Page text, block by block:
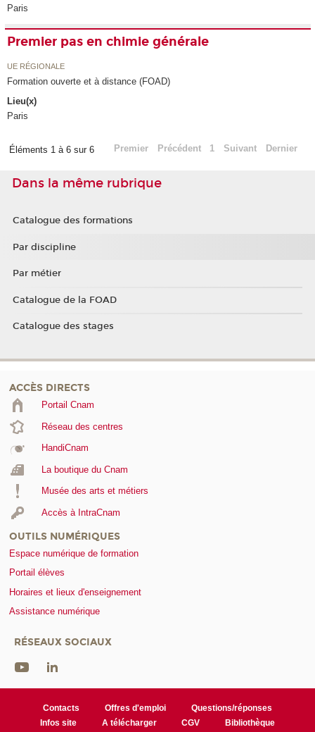
Paris
Premier pas en chimie générale
UE RÉGIONALE
Formation ouverte et à distance (FOAD)
Lieu(x)
Paris
Éléments 1 à 6 sur 6 Premier Précédent 1 Suivant Dernier
Dans la même rubrique
Catalogue des formations
Par discipline
Par métier
Catalogue de la FOAD
Catalogue des stages
ACCÈS DIRECTS
Portail Cnam
Réseau des centres
HandiCnam
La boutique du Cnam
Musée des arts et métiers
Accès à IntraCnam
OUTILS NUMÉRIQUES
Espace numérique de formation
Portail élèves
Horaires et lieux d'enseignement
Assistance numérique
RÉSEAUX SOCIAUX
Contacts Offres d'emploi
Questions/réponses
Infos site
A télécharger CGV Bibliothèque